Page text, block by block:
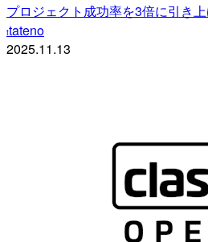
プロジェクト成功率を3倍に引き
ttateno
2025.11.13